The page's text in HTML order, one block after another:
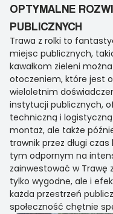
OPTYMALNE
PUBLICZNYCH
Trawa z rolki to
miejsc publicznych,
kawałkom zieleni
otoczeniem, które jest
wieloletnim
instytucji publicznych,
techniczną i
montaż, ale także
trawnik przez długi
tym odpornym na
zainwestować w Trawę
tylko wygodne, ale i
każda przestrzeń
społeczność chętnie